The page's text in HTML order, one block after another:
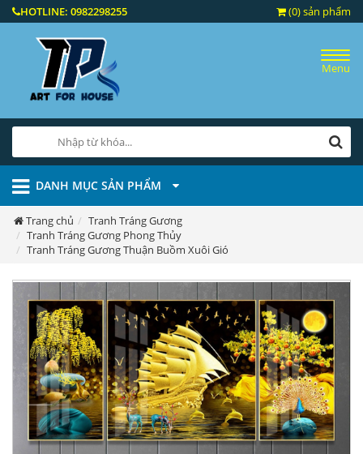
HOTLINE: 0982298255 (0) sản phẩm
Menu
DANH MỤC SẢN PHẨM
Trang chủ
Tranh Tráng Gương
Tranh Tráng Gương Phong Thủy
Tranh Tráng Gương Thuận Buồm Xuôi Gió